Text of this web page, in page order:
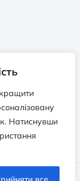
Натиснувши
“Портал”.